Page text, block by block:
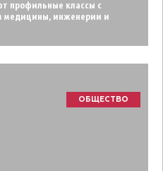
профильные классы с
медицины, инженерии и
ОБЩЕСТВО